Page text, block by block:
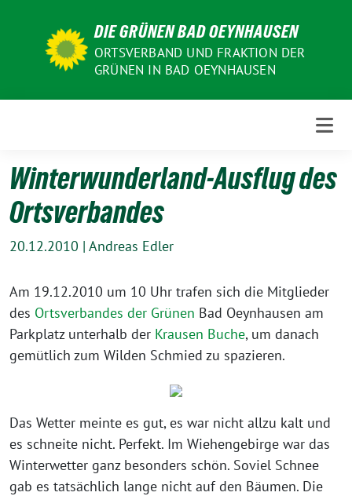
DIE GRÜNEN BAD OEYNHAUSEN
ORTSVERBAND UND FRAKTION DER
GRÜNEN IN BAD OEYNHAUSEN
Winterwunderland-Ausflug des
Ortsverbandes
20.12.2010 | Andreas Edler
Am 19.12.2010 um 10 Uhr trafen sich die Mitglieder
des Ortsverbandes der Grünen Bad Oeynhausen am
Parkplatz unterhalb der Krausen Buche, um danach
gemütlich zum Wilden Schmied zu spazieren.
Das Wetter meinte es gut, es war nicht allzu kalt und
es schneite nicht. Perfekt. Im Wiehengebirge war das
Winterwetter ganz besonders schön. Soviel Schnee
gab es tatsächlich lange nicht auf den Bäumen. Die